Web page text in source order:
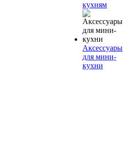
кухням
Аксессуары
для мини-
кухни